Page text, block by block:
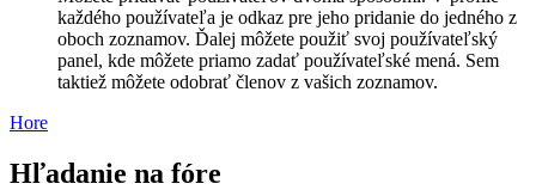
každého používateľa je odkaz pre jeho pridanie do jedného z
oboch zoznamov. Ďalej môžete použiť svoj používateľský
panel, kde môžete priamo zadať používateľské mená. Sem
taktiež môžete odobrať členov z vašich zoznamov.
Hore
Hľadanie na fóre